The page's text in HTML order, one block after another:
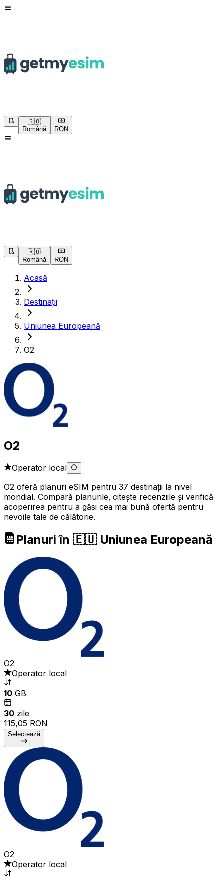
🇷🇴
Română
RON
🇷🇴
Română
RON
Acasă
Destinații
Uniunea Europeană
O2
O2
Operator local
O2 oferă planuri eSIM pentru 37 destinații la nivel
mondial. Compară planurile, citește recenziile și verifică
acoperirea pentru a găsi cea mai bună ofertă pentru
nevoile tale de călătorie.
Planuri în 🇪🇺 Uniunea Europeană
O2
Operator local
10 GB
30 zile
115,05 RON
Selectează
O2
Operator local